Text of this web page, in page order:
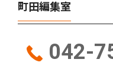
町田編集室
042-